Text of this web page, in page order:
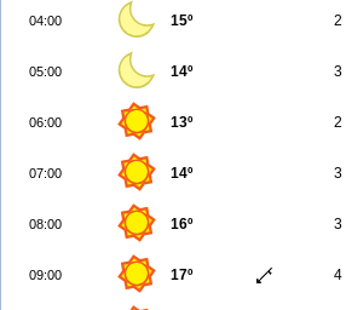
04:00 15º 2
05:00 14º 3
06:00 13º 2
07:00 14º 3
08:00 16º 3
09:00 17º 4